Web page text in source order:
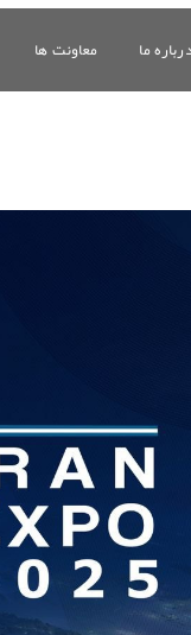
معاونت ها ما